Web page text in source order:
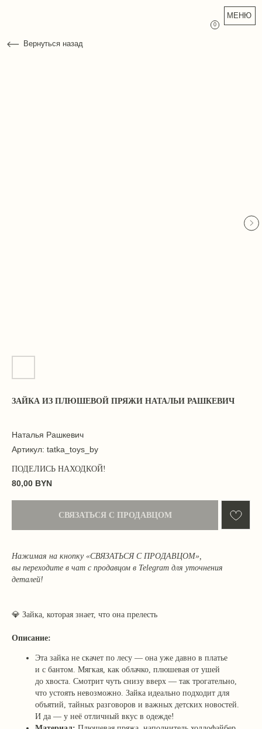
МЕНЮ
Вернуться назад
ЗАЙКА ИЗ ПЛЮШЕВОЙ ПРЯЖИ НАТАЛЬИ РАШКЕВИЧ
Наталья Рашкевич
Артикул: tatka_toys_by
80,00 BYN
СВЯЗАТЬСЯ С ПРОДАВЦОМ
Нажимая на кнопку «СВЯЗАТЬСЯ С ПРОДАВЦОМ»,
вы переходите в чат с продавцом в Telegram для уточнения
деталей!
💎 Зайка, которая знает, что она прелесть
Описание:
Эта зайка не скачет по лесу — она уже давно в платье
и с бантом. Мягкая, как облачко, плюшевая от ушей
до хвоста. Смотрит чуть снизу вверх — так трогательно,
что устоять невозможно. Зайка идеально подходит для
объятий, тайных разговоров и важных детских новостей.
И да — у неё отличный вкус в одежде!